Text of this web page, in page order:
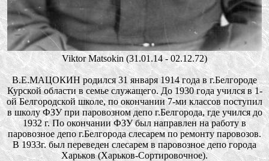
Viktor Matsokin (31.01.14 - 02.12.72)
В.Е.МАЦОКИН родился 31 января 1914 года в г.Белгороде
Курской области в семье служащего. До 1930 года учился в 1-
ой Белгородской школе, по окончании 7-ми классов поступил
в школу ФЗУ при паровозном депо г.Белгорода, где учился до
1932 г. По окончании ФЗУ был направлен на работу в
паровозное депо г.Белгорода слесарем по ремонту паровозов.
В 1933г. был переведен слесарем в паровозное депо города
Харьков (Харьков-Сортировочное).